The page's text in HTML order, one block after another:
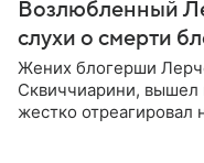
Возлюбленный
слухи о смерти
Жених блогерши
Сквиччиарини, вышел
жестко отреагировал